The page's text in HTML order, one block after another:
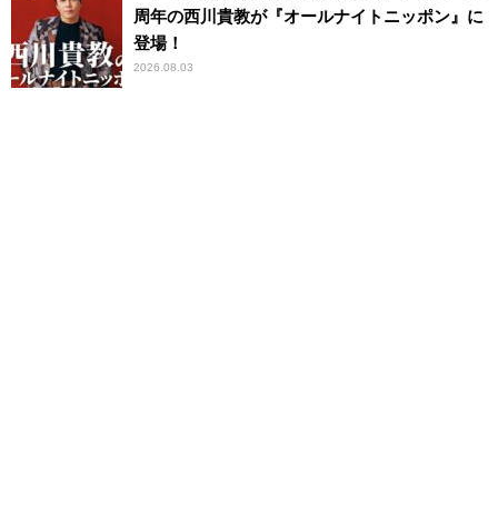
周年の西川貴教が『オールナイトニッポン』に
登場！
2026.08.03